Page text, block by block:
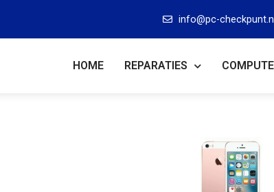
info@pc-checkpunt.nl
HOME REPARATIES